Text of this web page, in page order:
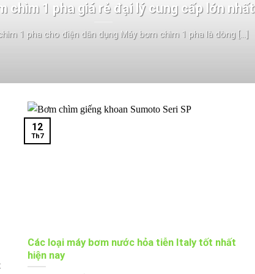
chìm 1 pha giá rẻ đại lý cung cấp lớn nhất
1 pha cho điện dân dụng Máy bơm chìm 1 pha là dòng [...]
Các loại máy bơm nước hỏa tiễn Italy tốt nhất
hiện nay
12
Th7